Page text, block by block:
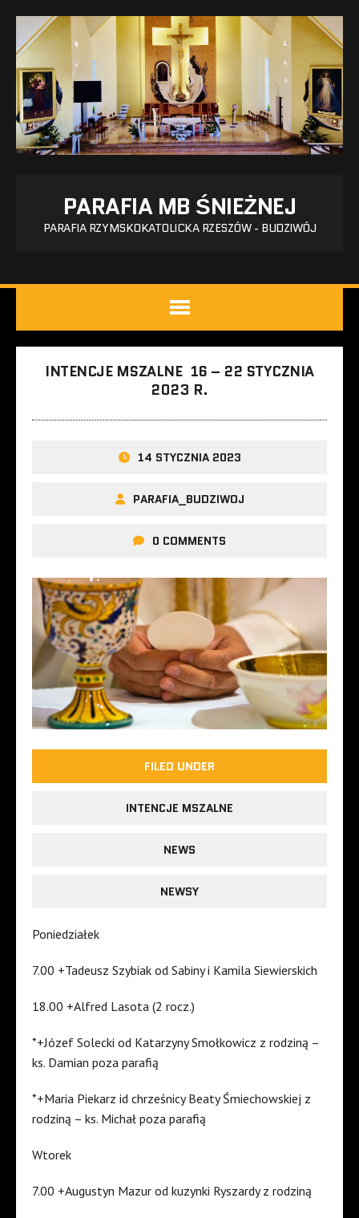
PARAFIA MB ŚNIEŻNEJ
PARAFIA RZYMSKOKATOLICKA RZESZÓW - BUDZIWÓJ
INTENCJE MSZALNE 16 – 22 STYCZNIA
2023 R.
14 STYCZNIA 2023
PARAFIA_BUDZIWOJ
0 COMMENTS
FILED UNDER
INTENCJE MSZALNE
NEWS
NEWSY
Poniedziałek
7.00 +Tadeusz Szybiak od Sabiny i Kamila Siewierskich
18.00 +Alfred Lasota (2 rocz.)
*+Józef Solecki od Katarzyny Smołkowicz z rodziną –
ks. Damian poza parafią
*+Maria Piekarz id chrześnicy Beaty Śmiechowskiej z
rodziną – ks. Michał poza parafią
Wtorek
7.00 +Augustyn Mazur od kuzynki Ryszardy z rodziną